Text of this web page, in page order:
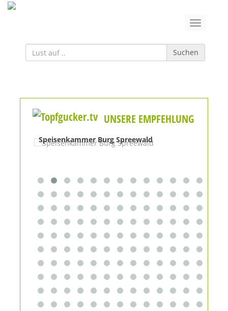
Suchen
UNSERE EMPFEHLUNG
Speisenkammer Burg Spreewald